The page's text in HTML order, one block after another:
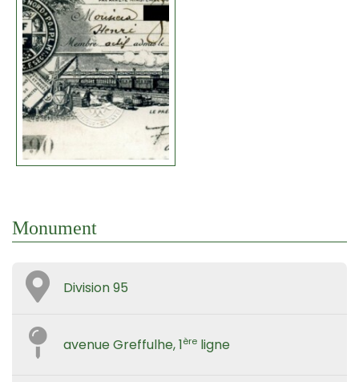
Monument
Division 95
avenue Greffulhe, 1ère ligne